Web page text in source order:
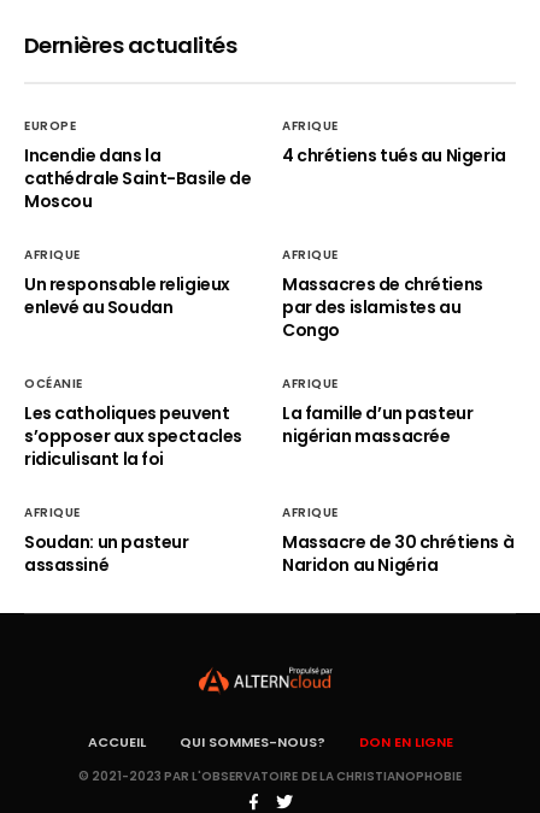
Dernières actualités
EUROPE
Incendie dans la
cathédrale Saint-Basile de
Moscou
AFRIQUE
4 chrétiens tués au Nigeria
AFRIQUE
Un responsable religieux
enlevé au Soudan
AFRIQUE
Massacres de chrétiens
par des islamistes au
Congo
OCÉANIE
Les catholiques peuvent
s’opposer aux spectacles
ridiculisant la foi
AFRIQUE
La famille d’un pasteur
nigérian massacrée
AFRIQUE
Soudan: un pasteur
assassiné
AFRIQUE
Massacre de 30 chrétiens à
Naridon au Nigéria
ACCUEIL QUI SOMMES-NOUS? DON EN LIGNE
© 2021-2023 PAR L'OBSERVATOIRE DE LA CHRISTIANOPHOBIE